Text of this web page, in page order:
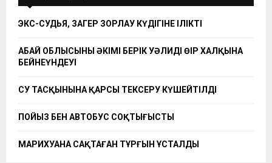
ЭКС-СУДЬЯ, ЗАҢГЕР ЗОРЛАУ КҮДІГІНЕ ІЛІКТІ
АБАЙ ОБЛЫСЫНЫҢ ӘКІМІ БЕРІК УӘЛИДІҢ ӨҢІР ХАЛҚЫНА
БЕЙНЕҮНДЕУІ
СУ ТАСҚЫНЫНА ҚАРСЫ ТЕКСЕРУ КҮШЕЙТІЛДІ
ПОЙЫЗ БЕН АВТОБУС СОҚТЫҒЫСТЫ
МАРИХУАНА САҚТАҒАН ТҰРҒЫН ҰСТАЛДЫ